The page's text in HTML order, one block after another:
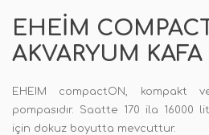
EHEIM
AKVARYUM
EHEIM compactON, kompakt
pompasıdır. Saatte 170 ila 16000
için dokuz boyutta mevcuttur.